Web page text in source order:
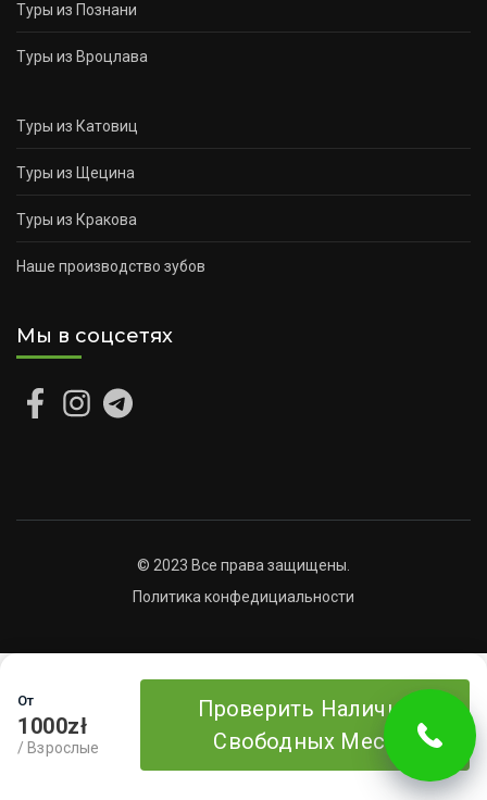
От
1000zł
/ Взрослые
Проверить Наличие
Свободных Мест
Туры из Познани
Туры из Вроцлава
Туры из Катовиц
Туры из Щецина
Туры из Кракова
Наше производство зубов
Мы в соцсетях
© 2023 Все права защищены.
Политика конфедициальности